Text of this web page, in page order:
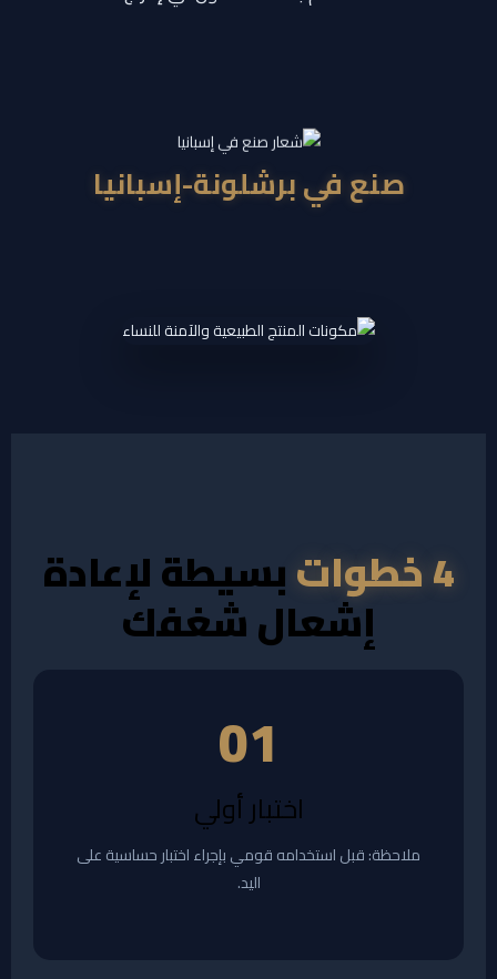
صنع في برشلونة-إسبانيا
4 خطوات بسيطة لإعادة
إشعال شغفك
01
اختبار أولي
ملاحظة: قبل استخدامه قومي بإجراء اختبار حساسية على
اليد.